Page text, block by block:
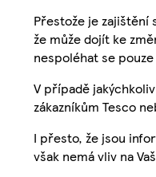
Přestože je zajištění
že může dojít ke
nespoléhat se
V případě
zákazníkům Tesco
I přesto, že jsou
však nemá vliv na